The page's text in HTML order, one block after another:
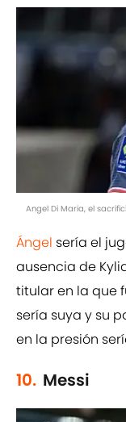
Angel Di Maria, el
Ángel sería el
ausencia de
titular en la que
sería suya y su
en la presión
10. Messi